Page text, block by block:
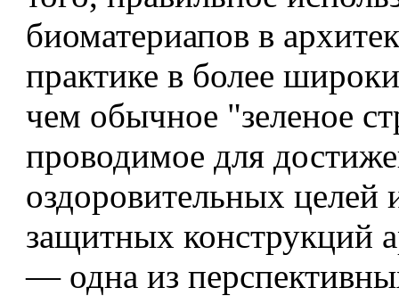
биоматериапов в
практике в более
чем обычное "зеленое
проводимое для
оздоровительных целей
защитных конструкций
— одна из